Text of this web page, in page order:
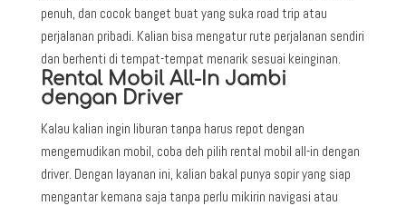
penuh, dan cocok banget buat yang suka road trip atau
perjalanan pribadi. Kalian bisa mengatur rute perjalanan sendiri
dan berhenti di tempat-tempat menarik sesuai keinginan.
Rental Mobil All-In Jambi
dengan Driver
Kalau kalian ingin liburan tanpa harus repot dengan
mengemudikan mobil, coba deh pilih rental mobil all-in dengan
driver. Dengan layanan ini, kalian bakal punya sopir yang siap
mengantar kemana saja tanpa perlu mikirin navigasi atau